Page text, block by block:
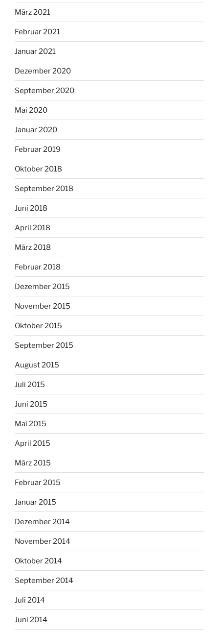
März 2021
Februar 2021
Januar 2021
Dezember 2020
September 2020
Mai 2020
Januar 2020
Februar 2019
Oktober 2018
September 2018
Juni 2018
April 2018
März 2018
Februar 2018
Dezember 2015
November 2015
Oktober 2015
September 2015
August 2015
Juli 2015
Juni 2015
Mai 2015
April 2015
März 2015
Februar 2015
Januar 2015
Dezember 2014
November 2014
Oktober 2014
September 2014
Juli 2014
Juni 2014